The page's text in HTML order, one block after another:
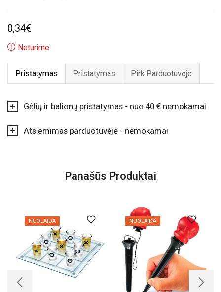
0,34€
Neturime
Pristatymas Pristatymas Pirk Parduotuvėje
Gėlių ir balionų pristatymas - nuo 40 € nemokamai
Atsiėmimas parduotuvėje - nemokamai
Panašūs Produktai
NUOLAIDA NUOLAIDA